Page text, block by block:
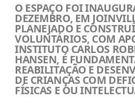
O ESPAÇO FOI
DEZEMBRO, EM
PLANEJADO E
VOLUNTÁRIOS, COM
INSTITUTO CARLOS
HANSEN, É
REABILITAÇÃO E
DE CRIANÇAS COM
FÍSICAS E OU